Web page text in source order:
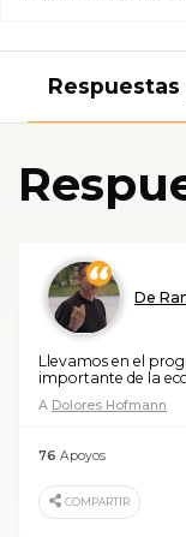
Respuestas
De
Llevamos en el
importante de la
A Dolores Hofmann
76 Apoyos
COMPARTIR